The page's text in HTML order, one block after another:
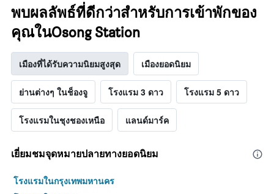
พบผลลัพธ์ที่ดีกว่าสำหรับการเข้าพักของ
คุณในOsong Station
เมืองที่ได้รับความนิยมสูงสุด เมืองยอดนิยม
ย่านต่างๆ ในช็องจู โรงแรม 3 ดาว โรงแรม 5 ดาว
โรงแรมในชุงชองเหนือ แลนด์มาร์ค
เยี่ยมชมจุดหมายปลายทางยอดนิยม
โรงแรมในกรุงเทพมหานคร